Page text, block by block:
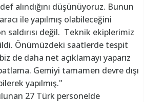
alındığını düşünüyoruz. Bunun
ile yapılmış olabileceğini
saldırısı değil. Teknik ekiplerimiz
Önümüzdeki saatlerde tespit
de daha net açıklamayı yaparız
Gemiyi tamamen devre dışı
yapılmış."
27 Türk personelde